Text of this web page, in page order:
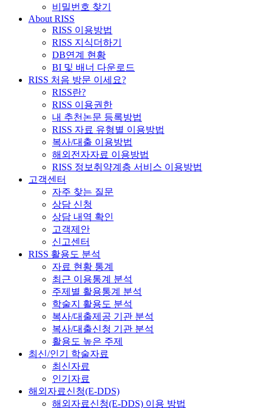
비밀번호 찾기
About RISS
RISS 이용방법
RISS 지식더하기
DB연계 현황
BI 및 배너 다운로드
RISS 처음 방문 이세요?
RISS란?
RISS 이용권한
내 추천논문 등록방법
RISS 자료 유형별 이용방법
복사/대출 이용방법
해외전자자료 이용방법
RISS 정보취약계층 서비스 이용방법
고객센터
자주 찾는 질문
상담 신청
상담 내역 확인
고객제안
신고센터
RISS 활용도 분석
자료 현황 통계
최근 이용통계 분석
주제별 활용통계 분석
학술지 활용도 분석
복사/대출제공 기관 분석
복사/대출신청 기관 분석
활용도 높은 주제
최신/인기 학술자료
최신자료
인기자료
해외자료신청(E-DDS)
해외자료신청(E-DDS) 이용 방법